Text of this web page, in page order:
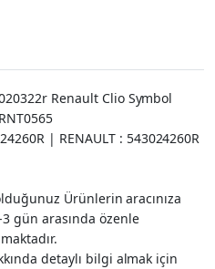
Renault Clio Symbol
| RENAULT : 543024260R
Ürünlerin aracınıza
gün arasında özenle
detaylı bilgi almak için